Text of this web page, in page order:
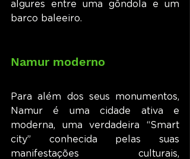
algures entre uma gôndola e um
barco baleeiro.
Namur moderno
Para além dos seus monumentos,
Namur é uma cidade ativa e
moderna, uma verdadeira “Smart
city” conhecida pelas suas
manifestações culturais,